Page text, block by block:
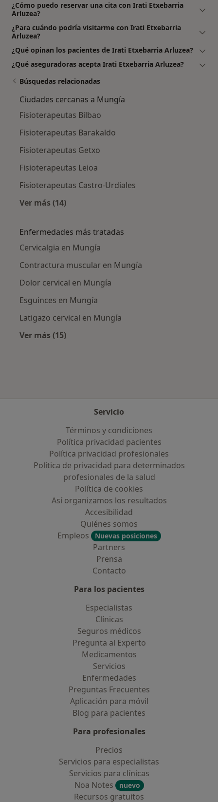
¿Cómo puedo reservar una cita con Irati Etxebarria
Arluzea?
¿Para cuándo podría visitarme con Irati Etxebarria
Arluzea?
¿Qué opinan los pacientes de Irati Etxebarria Arluzea?
¿Qué aseguradoras acepta Irati Etxebarria Arluzea?
Búsquedas relacionadas
Ciudades cercanas a Mungía
Fisioterapeutas Bilbao
Fisioterapeutas Barakaldo
Fisioterapeutas Getxo
Fisioterapeutas Leioa
Fisioterapeutas Castro-Urdiales
Ver más (14)
Enfermedades más tratadas
Cervicalgia en Mungía
Contractura muscular en Mungía
Dolor cervical en Mungía
Esguinces en Mungía
Latigazo cervical en Mungía
Ver más (15)
Servicio
Términos y condiciones
Política privacidad pacientes
Política privacidad profesionales
Política de privacidad para determinados
profesionales de la salud
Política de cookies
Así organizamos los resultados
Accesibilidad
Quiénes somos
Empleos
Nuevas posiciones
Partners
Prensa
Contacto
Para los pacientes
Especialistas
Clínicas
Seguros médicos
Pregunta al Experto
Medicamentos
Servicios
Enfermedades
Preguntas Frecuentes
Aplicación para móvil
Blog para pacientes
Para profesionales
Precios
Servicios para especialistas
Servicios para clínicas
Noa Notes
nuevo
Recursos gratuitos